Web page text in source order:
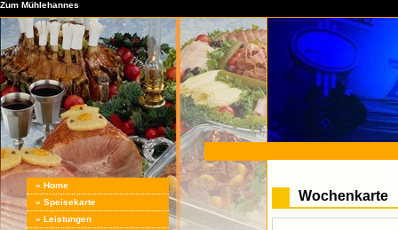
Zum Mühlehannes
Wochenkarte
» Home
» Speisekarte
» Leistungen